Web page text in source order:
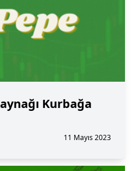
Kurbağa
11 Mayıs 2023